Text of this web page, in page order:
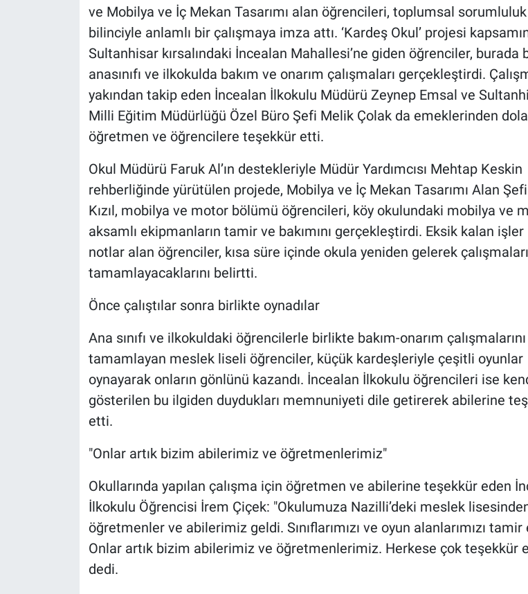
ve Mobilya ve İç Mekan Tasarımı alan öğrencileri, toplumsal sorumluluk
bilinciyle anlamlı bir çalışmaya imza attı. ‘Kardeş Okul’ projesi
Sultanhisar kırsalındaki İncealan Mahallesi’ne giden öğrenciler, burada
anasınıfı ve ilkokulda bakım ve onarım çalışmaları gerçekleştirdi.
yakından takip eden İncealan İlkokulu Müdürü Zeynep Emsal ve
Milli Eğitim Müdürlüğü Özel Büro Şefi Melik Çolak da emeklerinden
öğretmen ve öğrencilere teşekkür etti.
Okul Müdürü Faruk Al’ın destekleriyle Müdür Yardımcısı Mehtap Keskin
rehberliğinde yürütülen projede, Mobilya ve İç Mekan Tasarımı Alan
Kızıl, mobilya ve motor bölümü öğrencileri, köy okulundaki mobilya ve
aksamlı ekipmanların tamir ve bakımını gerçekleştirdi. Eksik kalan işler
notlar alan öğrenciler, kısa süre içinde okula yeniden gelerek çalışmaları
tamamlayacaklarını belirtti.
Önce çalıştılar sonra birlikte oynadılar
Ana sınıfı ve ilkokuldaki öğrencilerle birlikte bakım-onarım çalışmalarını
tamamlayan meslek liseli öğrenciler, küçük kardeşleriyle çeşitli oyunlar
oynayarak onların gönlünü kazandı. İncealan İlkokulu öğrencileri ise
gösterilen bu ilgiden duydukları memnuniyeti dile getirerek abilerine
etti.
"Onlar artık bizim abilerimiz ve öğretmenlerimiz"
Okullarında yapılan çalışma için öğretmen ve abilerine teşekkür eden
İlkokulu Öğrencisi İrem Çiçek: "Okulumuza Nazilli’deki meslek
öğretmenler ve abilerimiz geldi. Sınıflarımızı ve oyun alanlarımızı
Onlar artık bizim abilerimiz ve öğretmenlerimiz. Herkese çok teşekkür
dedi.